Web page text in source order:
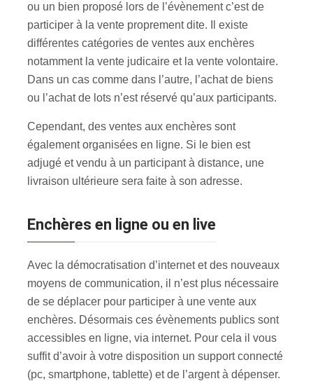
ou un bien proposé lors de l’évènement c’est de
participer à la vente proprement dite. Il existe
différentes catégories de ventes aux enchères
notamment la vente judicaire et la vente volontaire.
Dans un cas comme dans l’autre, l’achat de biens
ou l’achat de lots n’est réservé qu’aux participants.
Cependant, des ventes aux enchères sont
également organisées en ligne. Si le bien est
adjugé et vendu à un participant à distance, une
livraison ultérieure sera faite à son adresse.
Enchères en ligne ou en live
Avec la démocratisation d’internet et des nouveaux
moyens de communication, il n’est plus nécessaire
de se déplacer pour participer à une vente aux
enchères. Désormais ces évènements publics sont
accessibles en ligne, via internet. Pour cela il vous
suffit d’avoir à votre disposition un support connecté
(pc, smartphone, tablette) et de l’argent à dépenser.